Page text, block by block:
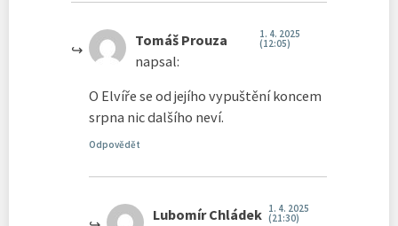
Tomáš Prouza
napsal:
1. 4. 2025
(12:05)
O Elvíře se od jejího vypuštění koncem
srpna nic dalšího neví.
Odpovědět
Lubomír Chládek 1. 4. 2025
(21:30)